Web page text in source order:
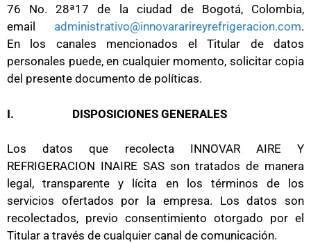
76 No. 28ª17 de la ciudad de Bogotá, Colombia,
email administrativo@innovararireyrefrigeracion.com.
En los canales mencionados el Titular de datos
personales puede, en cualquier momento, solicitar copia
del presente documento de políticas.
I. DISPOSICIONES GENERALES
Los datos que recolecta INNOVAR AIRE Y
REFRIGERACION INAIRE SAS son tratados de manera
legal, transparente y lícita en los términos de los
servicios ofertados por la empresa. Los datos son
recolectados, previo consentimiento otorgado por el
Titular a través de cualquier canal de comunicación.